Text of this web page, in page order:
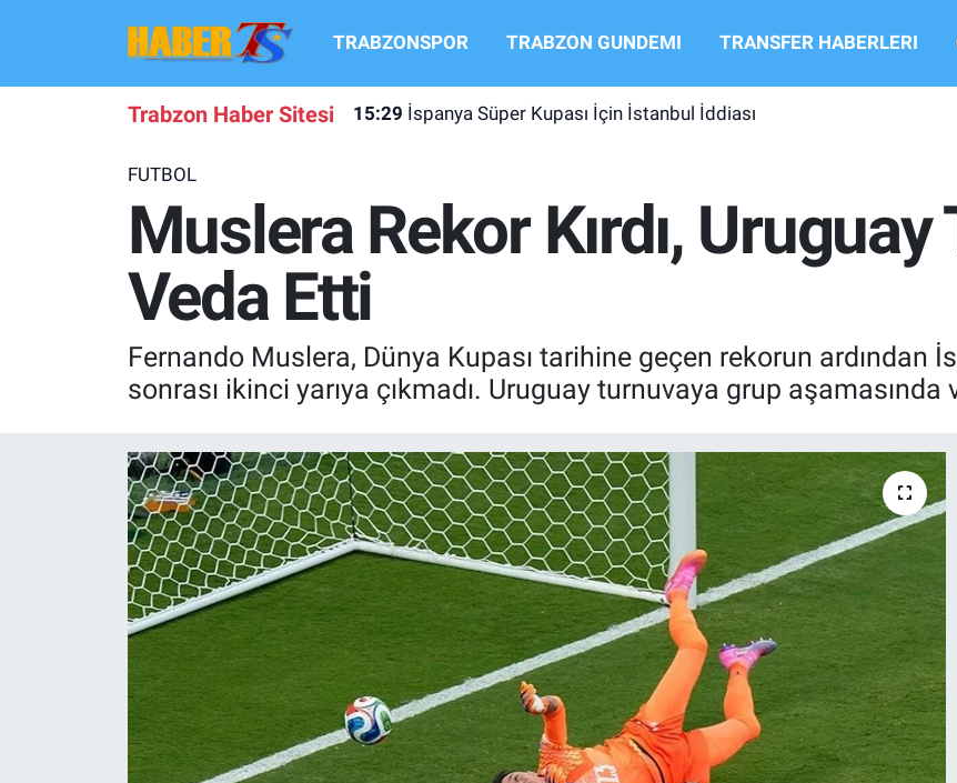
TRABZONSPOR TRABZON GUNDEMI TRANSFER HABERLERI
Trabzon Haber Sitesi 15:29 İspanya Süper Kupası İçin İstanbul İddiası
FUTBOL
Muslera Rekor Kırdı,
Veda Etti
Fernando Muslera, Dünya Kupası tarihine geçen rekorun ardından
sonrası ikinci yarıya çıkmadı. Uruguay turnuvaya grup aşamasında
TRABZONSPOR
TRANSFER HABERLERI
KULİS MEYDANI
1461 TRABZON
ALT LIGLER
TV VE SİNEMA
BASKETBOL
KÜLTÜR SANAT
Hava Durumu
Süper Lig Puan Durumu ve Fikstür
Tüm Manşetler
Son Dakika Haberleri
Haber Arşivi